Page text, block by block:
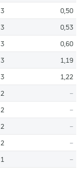
3
0,50
3
0,53
3
0,60
3
1,19
3
1,22
2
–
2
–
2
–
2
–
1 –